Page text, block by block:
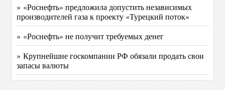
» «Роснефть» предложила допустить независимых
производителей газа к проекту «Турецкий поток»
» «Роснефть» не получит требуемых денег
» Крупнейшие госкомпании РФ обязали продать свои
запасы валюты